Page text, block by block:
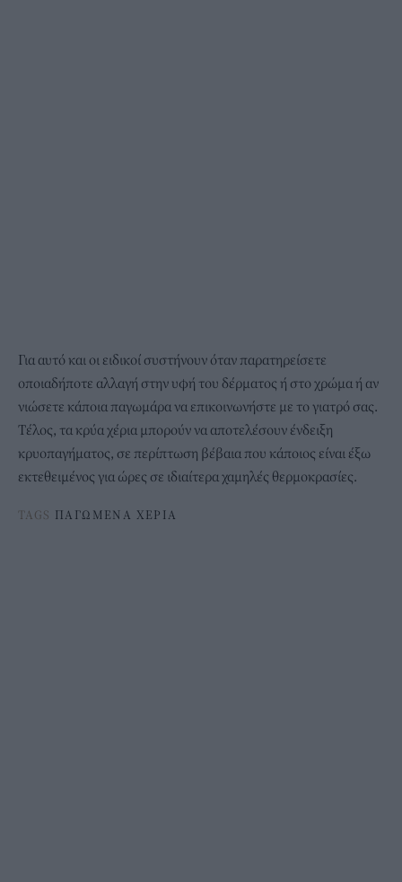
Για αυτό και οι ειδικοί συστήνουν όταν παρατηρείσετε
οποιαδήποτε αλλαγή στην υφή του δέρματος ή στο χρώμα ή αν
νιώσετε κάποια παγωμάρα να επικοινωνήστε με το γιατρό σας.
Τέλος, τα κρύα χέρια μπορούν να αποτελέσουν ένδειξη
κρυοπαγήματος, σε περίπτωση βέβαια που κάποιος είναι έξω
εκτεθειμένος για ώρες σε ιδιαίτερα χαμηλές θερμοκρασίες.
TAGS ΠΑΓΩΜΕΝΑ ΧΕΡΙΑ